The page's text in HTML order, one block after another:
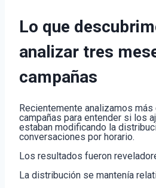
Lo que
analizar tres
campañas
Recientemente analizamos
campañas para entender si los
estaban modificando la
conversaciones por horario.
Los resultados fueron
La distribución se mantenía